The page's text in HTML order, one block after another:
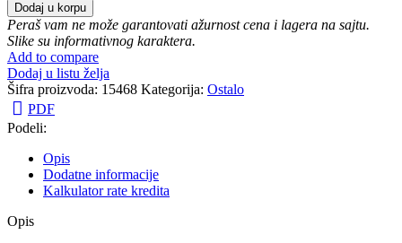
Dodaj u korpu
Peraš vam ne može garantovati ažurnost cena i lagera na sajtu.
Slike su informativnog karaktera.
Add to compare
Dodaj u listu želja
Šifra proizvoda: 15468 Kategorija: Ostalo
PDF
Podeli:
Opis
Dodatne informacije
Kalkulator rate kredita
Opis